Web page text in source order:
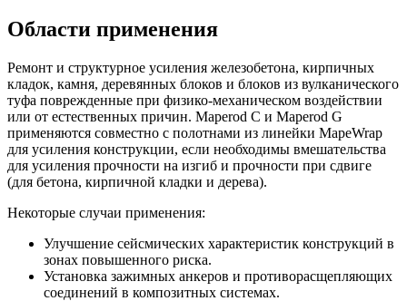
Области применения
Ремонт и структурное усиления железобетона, кирпичных
кладок, камня, деревянных блоков и блоков из вулканического
туфа поврежденные при физико-механическом воздействии
или от естественных причин. Maperod C и Maperod G
применяются совместно с полотнами из линейки MapeWrap
для усиления конструкции, если необходимы вмешательства
для усиления прочности на изгиб и прочности при сдвиге
(для бетона, кирпичной кладки и дерева).
Некоторые случаи применения:
Улучшение сейсмических характеристик конструкций в
зонах повышенного риска.
Установка зажимных анкеров и противорасщепляющих
соединений в композитных системах.